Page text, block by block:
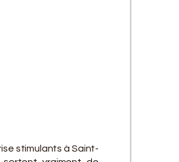
stimulants à Saint-